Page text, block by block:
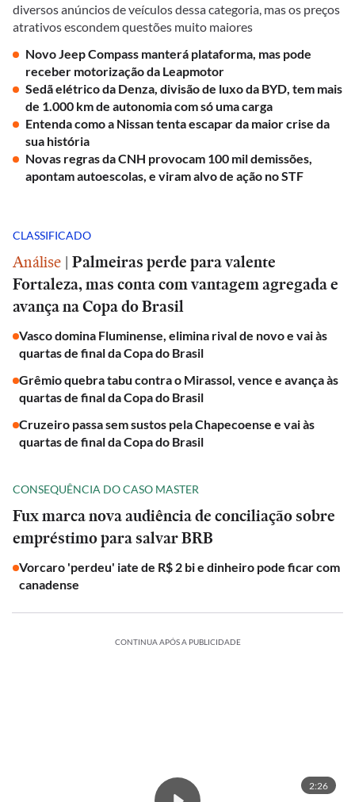
diversos anúncios de veículos dessa categoria, mas os preços
atrativos escondem questões muito maiores
Novo Jeep Compass manterá plataforma, mas pode
receber motorização da Leapmotor
Sedã elétrico da Denza, divisão de luxo da BYD, tem mais
de 1.000 km de autonomia com só uma carga
Entenda como a Nissan tenta escapar da maior crise da
sua história
Novas regras da CNH provocam 100 mil demissões,
apontam autoescolas, e viram alvo de ação no STF
CLASSIFICADO
Análise | Palmeiras perde para valente
Fortaleza, mas conta com vantagem agregada e
avança na Copa do Brasil
Vasco domina Fluminense, elimina rival de novo e vai às
quartas de final da Copa do Brasil
Grêmio quebra tabu contra o Mirassol, vence e avança às
quartas de final da Copa do Brasil
Cruzeiro passa sem sustos pela Chapecoense e vai às
quartas de final da Copa do Brasil
CONSEQUÊNCIA DO CASO MASTER
Fux marca nova audiência de conciliação sobre
empréstimo para salvar BRB
Vorcaro 'perdeu' iate de R$ 2 bi e dinheiro pode ficar com
canadense
CONTINUA APÓS A PUBLICIDADE
2:26